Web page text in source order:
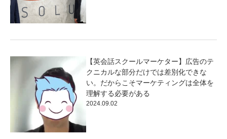
【英会話スクールマーケター】広告のテ
クニカルな部分だけでは差別化できな
い。だからこそマーケティングは全体を
理解する必要がある
2024.09.02